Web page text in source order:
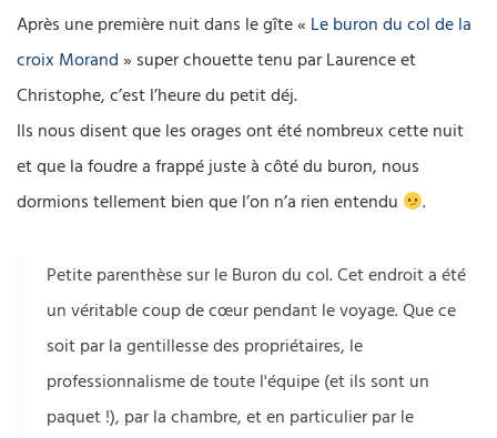
Après une première nuit dans le gîte « Le buron du col de la
croix Morand» super chouette tenu par Laurence et
Christophe, c’est l’heure du petit déj.
Ils nous disent que les orages ont été nombreux cette nuit
et que la foudre a frappé juste à côté du buron, nous
dormions tellement bien que l’on n’a rien entendu
.
Petite parenthèse sur le Buron du col. Cet endroit a été
un véritable coup de cœur pendant le voyage. Que ce
soit par la gentillesse des propriétaires, le
professionnalisme de toute l'équipe (et ils sont un
paquet !), par la chambre, et en particulier par le